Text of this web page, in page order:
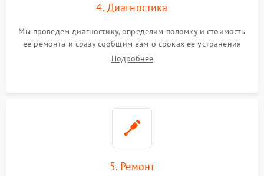
4. Диагностика
Мы проведем диагностику, определим поломку и стоимость
ее ремонта и сразу сообщим вам о сроках ее устранения
Подробнее
5. Ремонт